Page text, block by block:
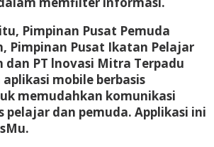
Pimpinan Pusat Pemuda
Pimpinan Pusat Ikatan Pelajar
PT lnovasi Mitra Terpadu
mobile berbasis
memudahkan komunikasi
dan pemuda. Applikasi ini